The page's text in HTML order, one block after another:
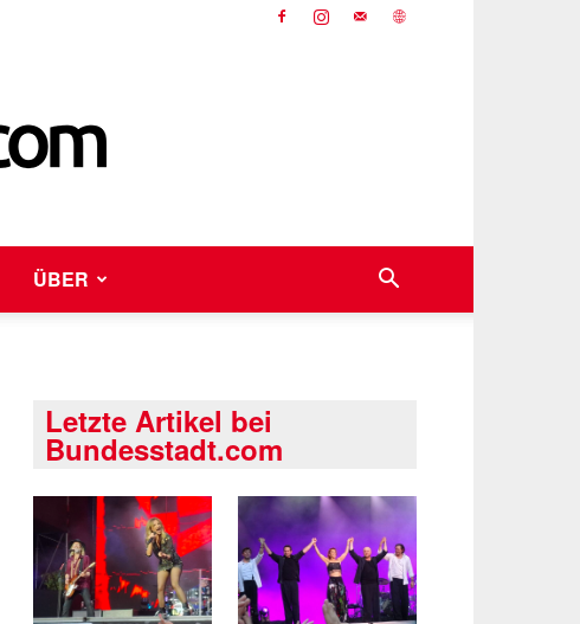
ÜBER
Letzte Artikel bei
Bundesstadt.com